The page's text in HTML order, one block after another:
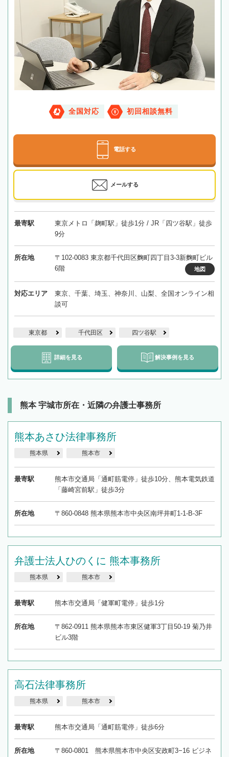
全国対応 初回相談無料
電話する
メールする
最寄駅
東京メトロ「麹町駅」徒歩1分 / JR「四ツ谷駅」徒歩
9分
所在地
〒102-0083 東京都千代田区麴町四丁目3-3新麴町ビル
6階
地図
対応エリア
東京、千葉、埼玉、神奈川、山梨、全国オンライン相
談可
東京都 千代田区 四ツ谷駅
詳細を見る 解決事例を見る
熊本 宇城市所在・近隣の弁護士事務所
熊本あさひ法律事務所
熊本県 熊本市
最寄駅
熊本市交通局「通町筋電停」徒歩10分、熊本電気鉄道
「藤崎宮前駅」徒歩3分
所在地 〒860-0848 熊本県熊本市中央区南坪井町1-1-B-3F
弁護士法人ひのくに 熊本事務所
熊本県 熊本市
最寄駅 熊本市交通局「健軍町電停」徒歩1分
所在地
〒862-0911 熊本県熊本市東区健軍3丁目50-19 菊乃井
ビル3階
高石法律事務所
熊本県 熊本市
最寄駅 熊本市交通局「通町筋電停」徒歩6分
所在地
〒860-0801 熊本県熊本市中央区安政町3−16 ビジネ